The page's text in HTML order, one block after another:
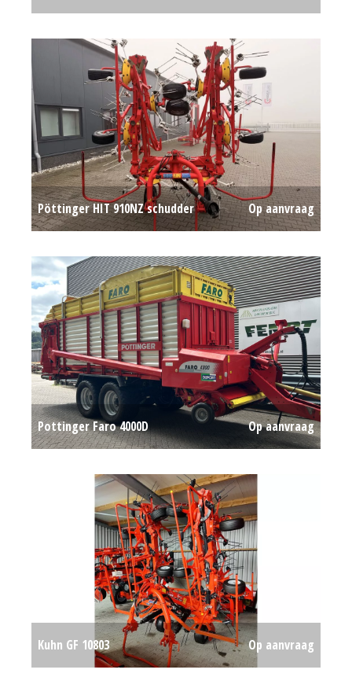
Pöttinger HIT 910NZ schudder Op aanvraag
Pottinger Faro 4000D Op aanvraag
Kuhn GF 10803 Op aanvraag